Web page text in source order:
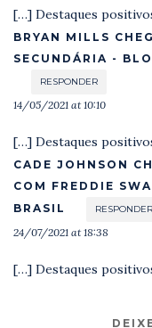
[…] Destaques
BRYAN MILLS
SECUNDÁRIA -
RESPONDER
14/05/2021 at 10:10
[…] Destaques
CADE JOHNSON
COM FREDDIE
BRASIL
RESPONDER
24/07/2021 at 18:38
[…] Destaques